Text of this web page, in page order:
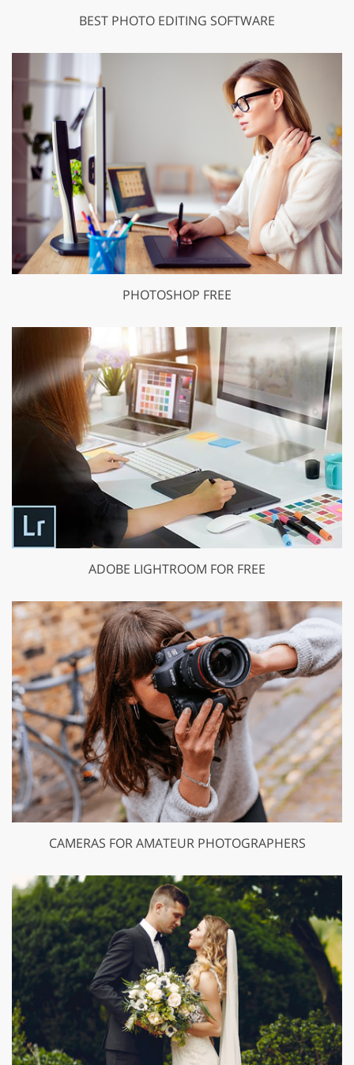
BEST PHOTO EDITING SOFTWARE
PHOTOSHOP FREE
ADOBE LIGHTROOM FOR FREE
CAMERAS FOR AMATEUR PHOTOGRAPHERS